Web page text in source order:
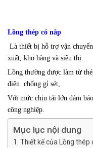
Lồng thép có nắp
Là thiết bị hỗ trợ vận
xuất, kho hàng và siêu thị.
Lồng thường được làm từ
điện chống gỉ sét,
Với mức chịu tải lớn đảm
công nghiệp.
Mục lục nội dung
Thiết kế của Lồng